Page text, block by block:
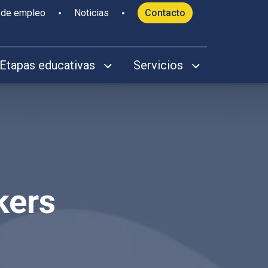
empleo Noticias Contacto
Etapas educativas Servicios